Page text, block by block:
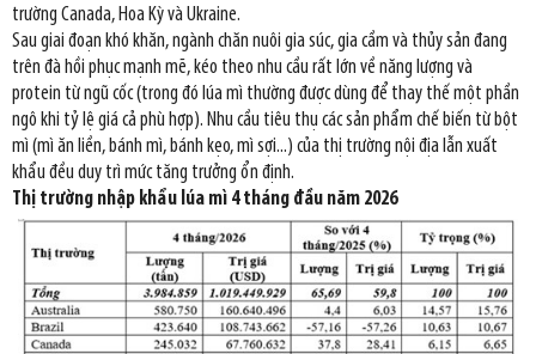
trường Canada, Hoa Kỳ và Ukraine.
Sau giai đoạn khó khăn, ngành chăn nuôi gia súc, gia cầm và thủy sản đang
trên đà hồi phục mạnh mẽ, kéo theo nhu cầu rất lớn về năng lượng và
protein từ ngũ cốc (trong đó lúa mì thường được dùng để thay thế một phần
ngô khi tỷ lệ giá cả phù hợp). Nhu cầu tiêu thụ các sản phẩm chế biến từ bột
mì (mì ăn liền, bánh mì, bánh kẹo, mì sợi...) của thị trường nội địa lẫn xuất
khẩu đều duy trì mức tăng trưởng ổn định.
Thị trường nhập khẩu lúa mì 4 tháng đầu năm 2026